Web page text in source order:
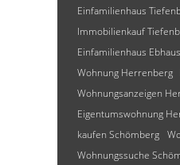
Einfamilienhaus
Immobilienkauf
Einfamilienhaus
Wohnung Herrenberg
Wohnungsanzeigen
Eigentumswohnung
kaufen Schömberg
Wohnungssuche